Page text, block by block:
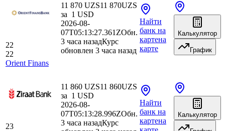
22
22
Orient Finans
11 870 UZS11 870UZS
за 1 USD
2026-08-
07T05:13:27.361ZОбн.
3 часа назадКурс
обновлен 3 часа назад
Найти
банк на
картена
карте
Калькулятор
График
23
11 860 UZS11 860UZS
за 1 USD
2026-08-
07T05:13:28.996ZОбн.
3 часа назадКурс
Найти
банк на
картена
Калькулятор